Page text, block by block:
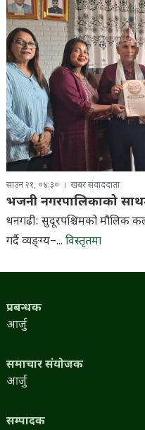
साउन २१, ०४:३० खबर संवाददाता
भजनी नगरपालिकाको
धनगढी: सुदूरपश्चिमको मौलिक
गर्दै व्यङ्ग्य–... विस्तृतमा
प्रबन्धक
आर्जु
समाचार संयोजक
आर्जु
सम्पादक